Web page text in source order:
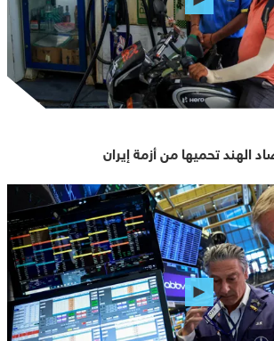
الهند تحميها من أزمة إيران